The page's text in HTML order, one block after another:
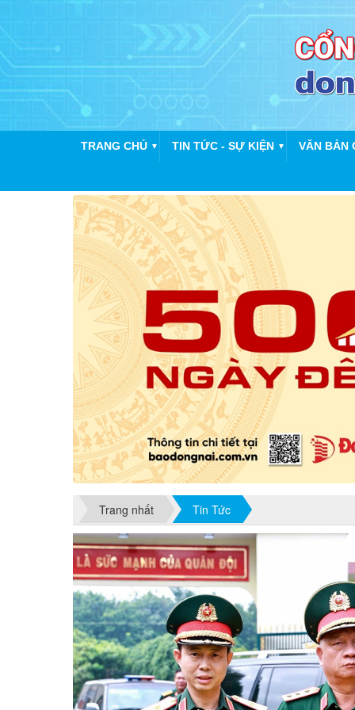
TRANG CHỦ ▼ TIN TỨC - SỰ KIỆN ▼ VĂN BẢN
Trang nhất Tin Tức